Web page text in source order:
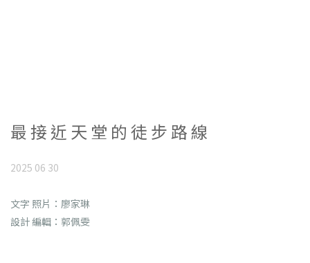
最 接 近 天 堂 的 徒 步 路 線
2025 06 30
文字 照片：廖家琳
設計 編輯：郭佩雯